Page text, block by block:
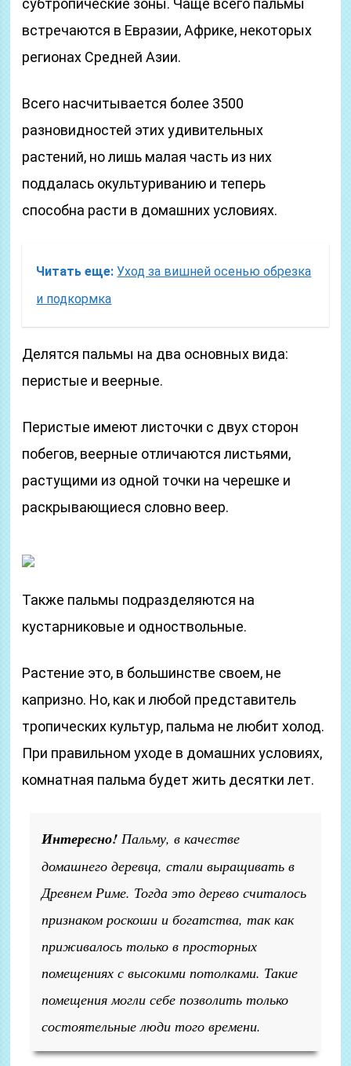
субтропические зоны. Чаще всего пальмы
встречаются в Евразии, Африке, некоторых
регионах Средней Азии.
Всего насчитывается более 3500
разновидностей этих удивительных
растений, но лишь малая часть из них
поддалась окультуриванию и теперь
способна расти в домашних условиях.
Читать еще: Уход за вишней осенью обрезка
и подкормка
Делятся пальмы на два основных вида:
перистые и веерные.
Перистые имеют листочки с двух сторон
побегов, веерные отличаются листьями,
растущими из одной точки на черешке и
раскрывающиеся словно веер.
Также пальмы подразделяются на
кустарниковые и одноствольные.
Растение это, в большинстве своем, не
капризно. Но, как и любой представитель
тропических культур, пальма не любит холод.
При правильном уходе в домашних условиях,
комнатная пальма будет жить десятки лет.
Интересно! Пальму, в качестве
домашнего деревца, стали выращивать в
Древнем Риме. Тогда это дерево считалось
признаком роскоши и богатства, так как
приживалось только в просторных
помещениях с высокими потолками. Такие
помещения могли себе позволить только
состоятельные люди того времени.